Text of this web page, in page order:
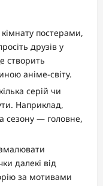
постерами,
друзів у
створить
аніме-світу.
серій чи
Наприклад,
сезону — головне,
далекі від
за мотивами